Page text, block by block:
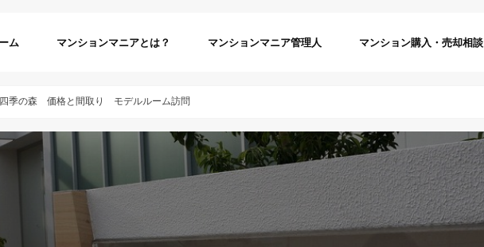
ム マンションマニアとは？ マンションマニア管理人 マンション購入・売却相談
四季の森 価格と間取り モデルルーム訪問